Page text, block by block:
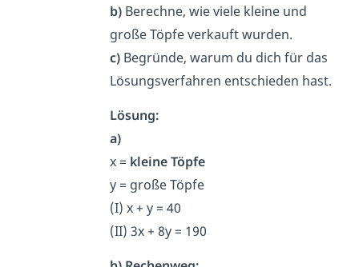
b) Berechne, wie viele kleine und
große Töpfe verkauft wurden.
c) Begründe, warum du dich für das
Lösungsverfahren entschieden hast.
Lösung:
a)
x = kleine Töpfe
y = große Töpfe
(I) x + y = 40
(II) 3x + 8y = 190